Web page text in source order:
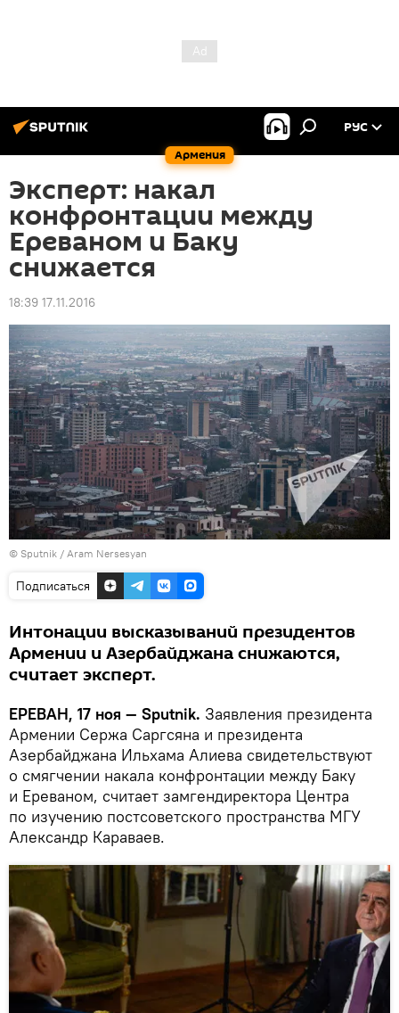
Армения
РУС
Эксперт: накал
конфронтации между
Ереваном и Баку
снижается
18:39 17.11.2016
© Sputnik / Aram Nersesyan
Подписаться
Интонации высказываний президентов
Армении и Азербайджана снижаются,
считает эксперт.
ЕРЕВАН, 17 ноя — Sputnik. Заявления президента
Армении Сержа Саргсяна и президента
Азербайджана Ильхама Алиева свидетельствуют
о смягчении накала конфронтации между Баку
и Ереваном, считает замгендиректора Центра
по изучению постсоветского пространства МГУ
Александр Караваев.